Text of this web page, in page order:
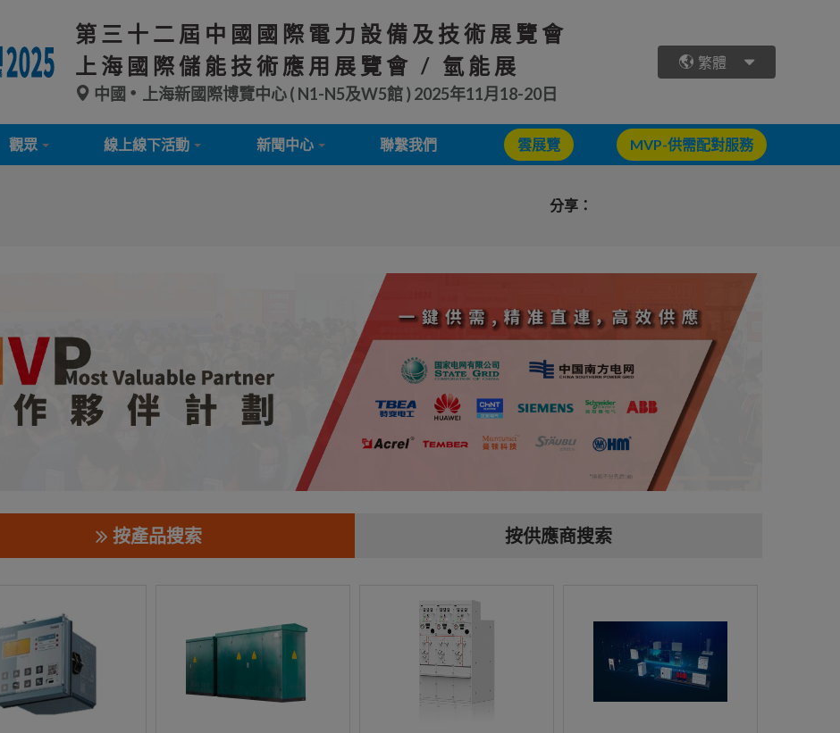
第三十二屆中國國際電力設備及技術展覽會
上海國際儲能技術應用展覽會 / 氫能展
中國 上海新國際博覽中心 ( N1-N5及W5館 ) 2025年11月18-20日
繁體
觀眾 線上線下活動 新聞中心 聯繫我們 雲展覽 MVP-供需配對服務
分享：
按產品搜索 按供應商搜索